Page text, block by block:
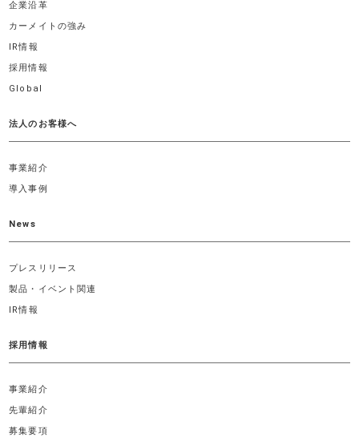
企業沿革
カーメイトの強み
IR情報
採用情報
Global
法人のお客様へ
事業紹介
導入事例
News
プレスリリース
製品・イベント関連
IR情報
採用情報
事業紹介
先輩紹介
募集要項